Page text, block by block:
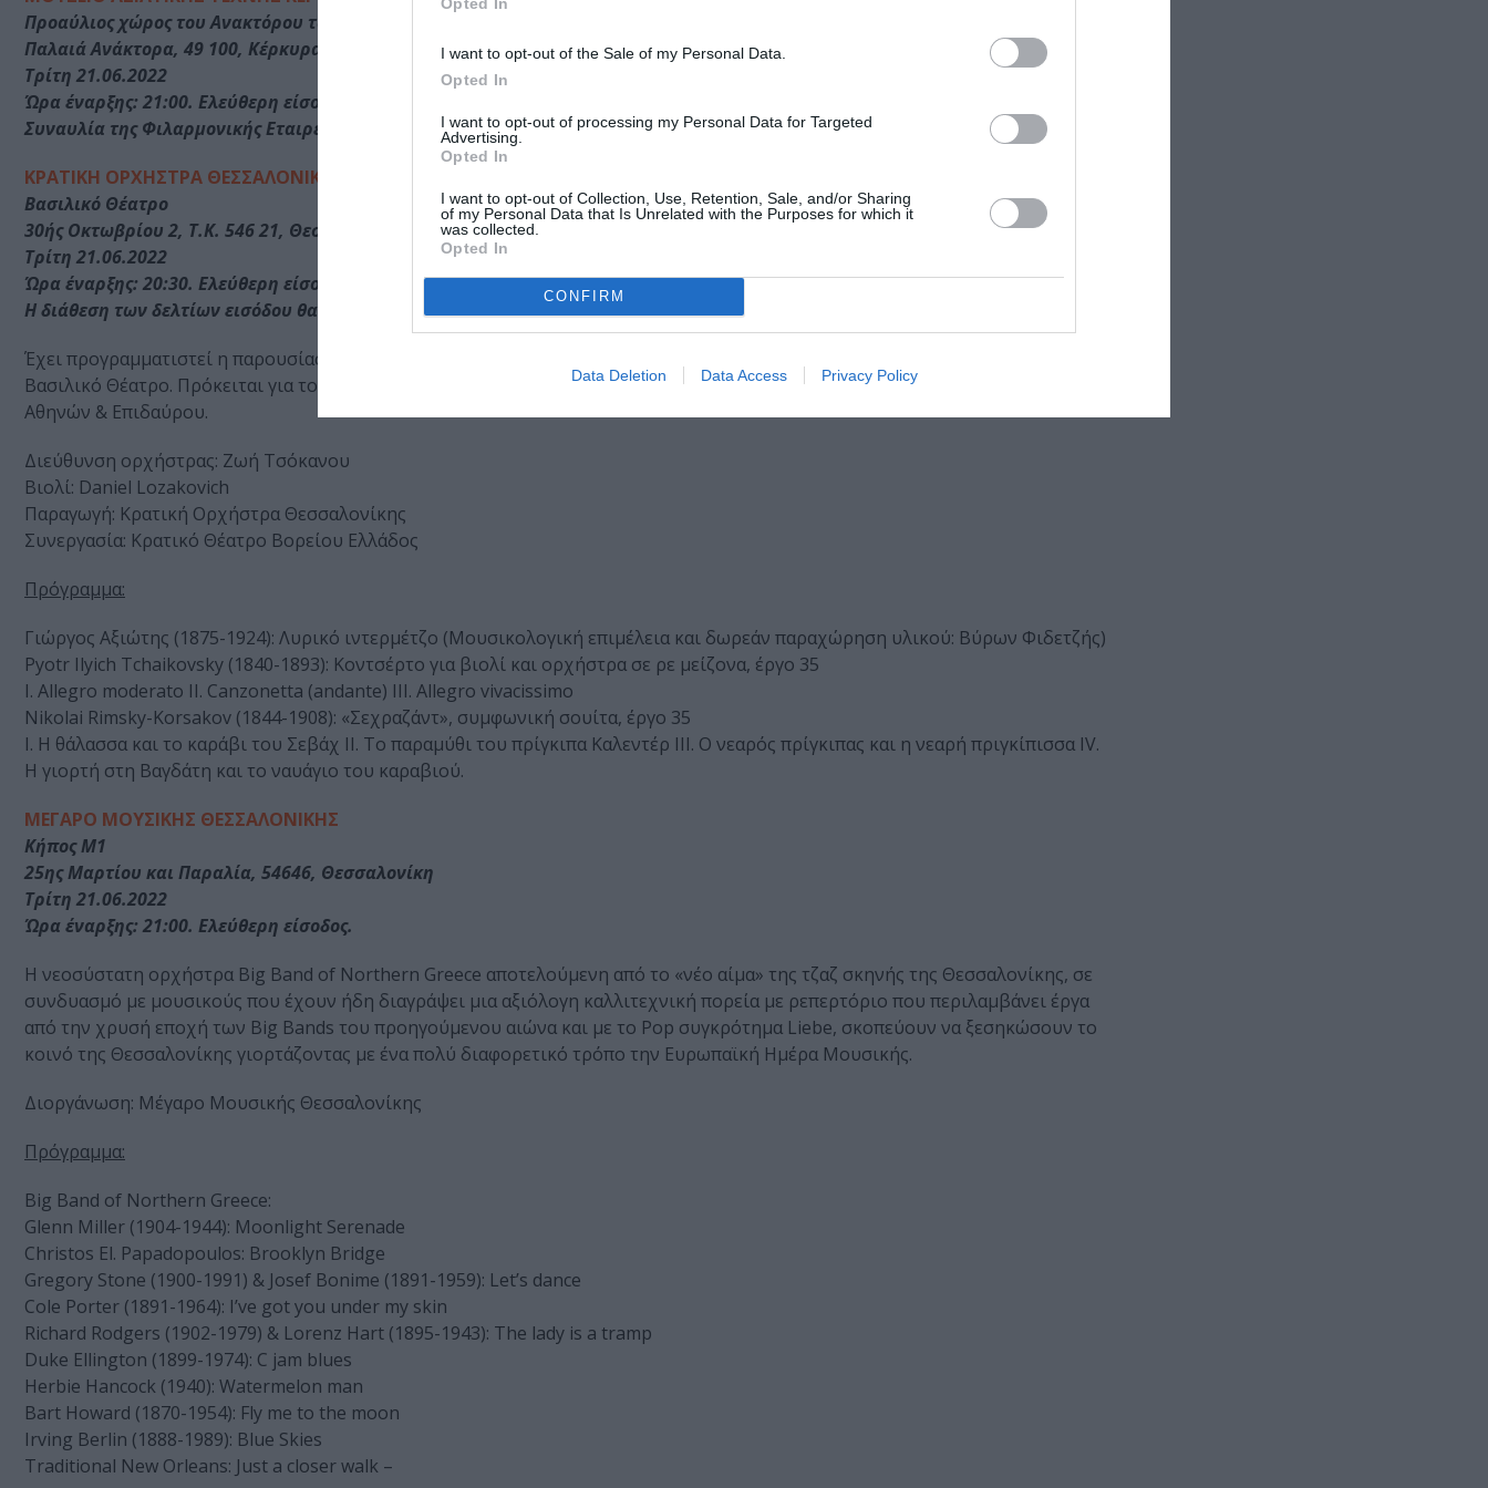
I want to opt-out of the Sale of my Personal Data.
Opted In
I want to opt-out of processing my Personal Data for Targeted
Advertising.
Opted In
I want to opt-out of Collection, Use, Retention, Sale, and/or Sharing
of my Personal Data that Is Unrelated with the Purposes for which it
was collected.
Opted In
CONFIRM
Data Deletion Data Access Privacy Policy
Προαύλιος χώρος του Ανακτόρου των Αρχαγγέλου Μιχαήλ & Αγίου Γεωργίου
Παλαιά Ανάκτορα, 49 100, Κέρκυρα
Τρίτη 21.06.2022
Ώρα έναρξης: 21:00. Ελεύθερη είσοδος.
Συναυλία της Φιλαρμονικής Εταιρείας «Μάντζαρος»
ΚΡΑΤΙΚΗ ΟΡΧΗΣΤΡΑ ΘΕΣΣΑΛΟΝΙΚΗΣ
Βασιλικό Θέατρο
30ής Οκτωβρίου 2, Τ.Κ. 546 21, Θεσσαλονίκη
Τρίτη 21.06.2022
Ώρα έναρξης: 20:30. Ελεύθερη είσοδος. Είσοδος με προσκλήσεις.
Η διάθεση των δελτίων εισόδου θα γίνει από το εκδοτήριο της ΚΟΘ και ηλεκτρονικά από το www.tsso.gr
Έχει προγραμματιστεί η παρουσίαση συναυλίας με ελεύθερη είσοδο για το κοινό, την Τρίτη 21 Ιουνίου, ώρα 20:30, στο
Βασιλικό Θέατρο. Πρόκειται για το πρόγραμμα με το οποίο θα εμφανιστεί η ΚΟΘ στο Ηρώδειο, στο πλαίσιο του Φεστιβάλ
Αθηνών & Επιδαύρου.
Διεύθυνση ορχήστρας: Ζωή Τσόκανου
Βιολί: Daniel Lozakovich
Παραγωγή: Κρατική Ορχήστρα Θεσσαλονίκης
Συνεργασία: Κρατικό Θέατρο Βορείου Ελλάδος
Πρόγραμμα:
Γιώργος Αξιώτης (1875-1924): Λυρικό ιντερμέτζο (Μουσικολογική επιμέλεια και δωρεάν παραχώρηση υλικού: Βύρων Φιδετζής)
Pyotr Ilyich Tchaikovsky (1840-1893): Κοντσέρτο για βιολί και ορχήστρα σε ρε μείζονα, έργο 35
Ι. Allegro moderato II. Canzonetta (andante) III. Allegro vivacissimo
Nikolai Rimsky-Korsakov (1844-1908): «Σεχραζάντ», συμφωνική σουίτα, έργο 35
Ι. Η θάλασσα και το καράβι του Σεβάχ ΙΙ. Το παραμύθι του πρίγκιπα Καλεντέρ ΙΙΙ. Ο νεαρός πρίγκιπας και η νεαρή πριγκίπισσα IV.
Η γιορτή στη Βαγδάτη και το ναυάγιο του καραβιού.
ΜΕΓΑΡΟ ΜΟΥΣΙΚΗΣ ΘΕΣΣΑΛΟΝΙΚΗΣ
Κήπος Μ1
25ης Μαρτίου και Παραλία, 54646, Θεσσαλονίκη
Τρίτη 21.06.2022
Ώρα έναρξης: 21:00. Ελεύθερη είσοδος.
H νεοσύστατη ορχήστρα Big Band of Northern Greece αποτελούμενη από το «νέο αίμα» της τζαζ σκηνής της Θεσσαλονίκης, σε
συνδυασμό με μουσικούς που έχουν ήδη διαγράψει μια αξιόλογη καλλιτεχνική πορεία με ρεπερτόριο που περιλαμβάνει έργα
από την χρυσή εποχή των Big Bands του προηγούμενου αιώνα και με το Pop συγκρότημα Liebe, σκοπεύουν να ξεσηκώσουν το
κοινό της Θεσσαλονίκης γιορτάζοντας με ένα πολύ διαφορετικό τρόπο την Ευρωπαϊκή Ημέρα Μουσικής.
Διοργάνωση: Μέγαρο Μουσικής Θεσσαλονίκης
Πρόγραμμα:
Big Band of Northern Greece:
Glenn Miller (1904-1944): Moonlight Serenade
Christos El. Papadopoulos: Brooklyn Bridge
Gregory Stone (1900-1991) & Josef Bonime (1891-1959): Let’s dance
Cole Porter (1891-1964): I’ve got you under my skin
Richard Rodgers (1902-1979) & Lorenz Hart (1895-1943): The lady is a tramp
Duke Ellington (1899-1974): C jam blues
Herbie Hancock (1940): Watermelon man
Bart Howard (1870-1954): Fly me to the moon
Irving Berlin (1888-1989): Blue Skies
Traditional New Orleans: Just a closer walk –